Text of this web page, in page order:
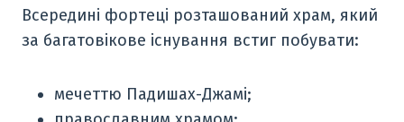
Всередині фортеці розташований храм, який
за багатовікове існування встиг побувати:
мечеттю Падишах-Джамі;